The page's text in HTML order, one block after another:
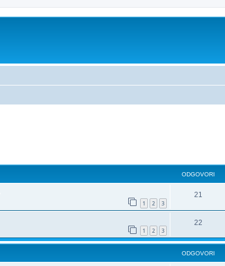
ODGOVORI
1 2 3
21
1 2 3
22
ODGOVORI